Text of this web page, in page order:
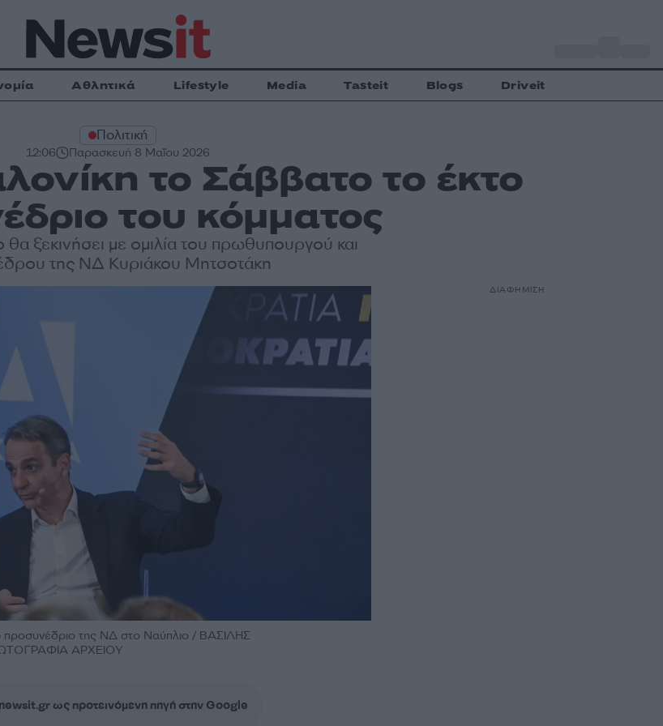
Αθλητικά Lifestyle Media Tasteit Blogs Driveit
Πολιτική
12:06 Παρασκευή 8 Μαΐου 2026
το Σάββατο το έκτο
του κόμματος
ξεκινήσει με ομιλία του πρωθυπουργού και
της ΝΔ Κυριάκου Μητσοτάκη
της ΝΔ στο Ναύπλιο / ΒΑΣΙΛΗΣ
ΑΡΧΕΙΟΥ
ως προτεινόμενη πηγή στην Google
ΔΙΑΦΗΜΙΣΗ